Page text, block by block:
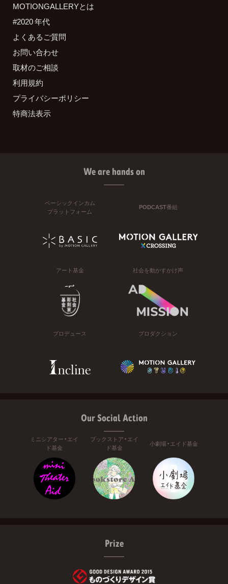
MOTIONGALLERYとは
#2020 年代
よくあるご質問
お問い合わせ
取材のご相談
利用規約
プライバシーポリシー
特商法表示
We are hands on
ベーシックインカム
プラットフォーム
PODCAST番組
アート基金 社会を動かすかけ声
プロデュース プロダクション
Our Social Action
ミニシアター・エイ
ド基金
ブックストア・エイ
ド基金
小劇場・エイド基金
Prize